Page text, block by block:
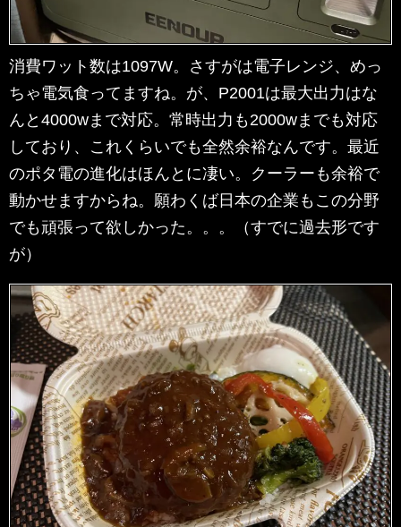
消費ワット数は1097W。さすがは電子レンジ、めっ
ちゃ電気食ってますね。が、P2001は最大出力はな
んと4000wまで対応。常時出力も2000wまでも対応
しており、これくらいでも全然余裕なんです。最近
のポタ電の進化はほんとに凄い。クーラーも余裕で
動かせますからね。願わくば日本の企業もこの分野
でも頑張って欲しかった。。。（すでに過去形です
が）